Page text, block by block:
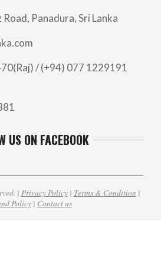
Panadura, Sri Lanka
/ (+94) 077 1229191
US ON FACEBOOK
| Privacy Policy| Terms & Condition |
Policy| Contact us